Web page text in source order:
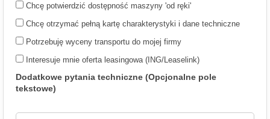
Chcę potwierdzić dostępność maszyny 'od ręki'
Chcę otrzymać pełną kartę charakterystyki i dane techniczne
Potrzebuję wyceny transportu do mojej firmy
Interesuje mnie oferta leasingowa (ING/Leaselink)
Dodatkowe pytania techniczne (Opcjonalne pole
tekstowe)